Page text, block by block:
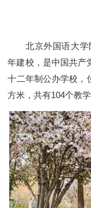
北京外国语大
年建校，是中国共产
十二年制公办学校，
方米，共有104个教